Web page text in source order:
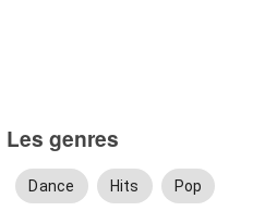
Les genres
Dance Hits Pop